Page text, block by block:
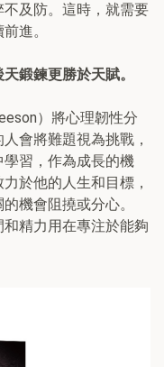
及防。這時，就需要
進。
鍛鍊更勝於天賦。
）將心理韌性分
會將難題視為挑戰，
習，作為成長的機
於他的人生和目標，
機會阻撓或分心。
和精力用在專注於能夠